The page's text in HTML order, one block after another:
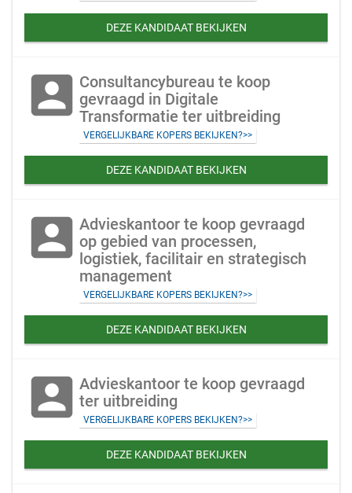
DEZE KANDIDAAT BEKIJKEN
account_box Consultancybureau te koop
gevraagd in Digitale
Transformatie ter uitbreiding
VERGELIJKBARE KOPERS BEKIJKEN?>>
DEZE KANDIDAAT BEKIJKEN
account_box Advieskantoor te koop gevraagd
op gebied van processen,
logistiek, facilitair en strategisch
management
VERGELIJKBARE KOPERS BEKIJKEN?>>
DEZE KANDIDAAT BEKIJKEN
account_box Advieskantoor te koop gevraagd
ter uitbreiding
VERGELIJKBARE KOPERS BEKIJKEN?>>
DEZE KANDIDAAT BEKIJKEN